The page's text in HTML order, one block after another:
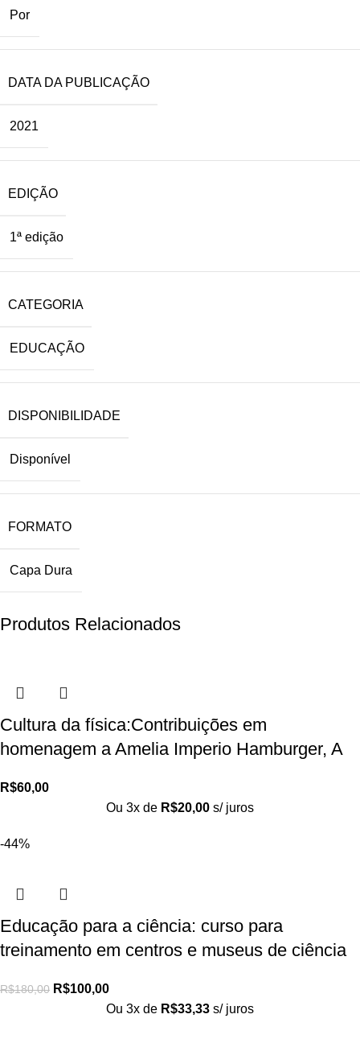
Por
DATA DA PUBLICAÇÃO
2021
EDIÇÃO
1ª edição
CATEGORIA
EDUCAÇÃO
DISPONIBILIDADE
Disponível
FORMATO
Capa Dura
Produtos Relacionados
Cultura da física:Contribuições em
homenagem a Amelia Imperio Hamburger, A
R$60,00
Ou 3x de R$20,00 s/ juros
-44%
Educação para a ciência: curso para
treinamento em centros e museus de ciência
R$180,00 R$100,00
Ou 3x de R$33,33 s/ juros